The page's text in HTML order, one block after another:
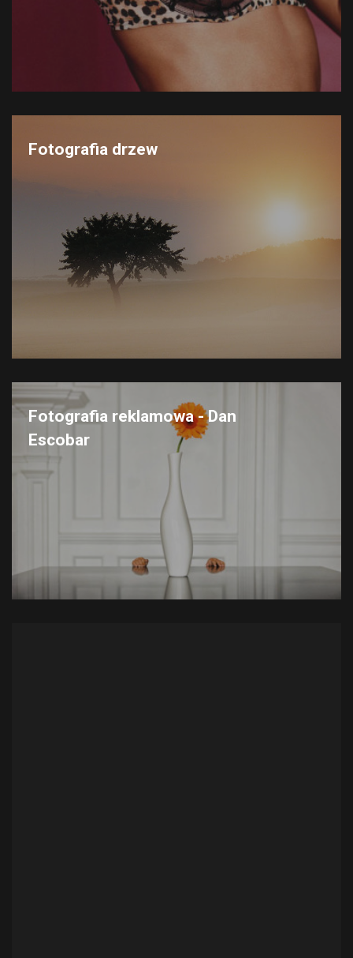
Fotografia drzew
Fotografia reklamowa - Dan
Escobar